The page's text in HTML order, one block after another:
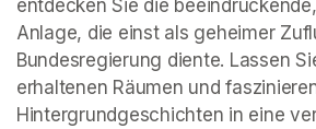
entdecken Sie die
Anlage, die einst als geheimer
Bundesregierung diente. Lassen
erhaltenen Räumen und
Hintergrundgeschichten in eine